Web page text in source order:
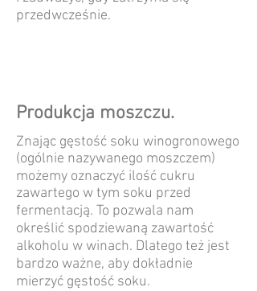
przedwcześnie.
Produkcja moszczu.
Znając gęstość soku winogronowego
(ogólnie nazywanego moszczem)
możemy oznaczyć ilość cukru
zawartego w tym soku przed
fermentacją. To pozwala nam
określić spodziewaną zawartość
alkoholu w winach. Dlatego też jest
bardzo ważne, aby dokładnie
mierzyć gęstość soku.